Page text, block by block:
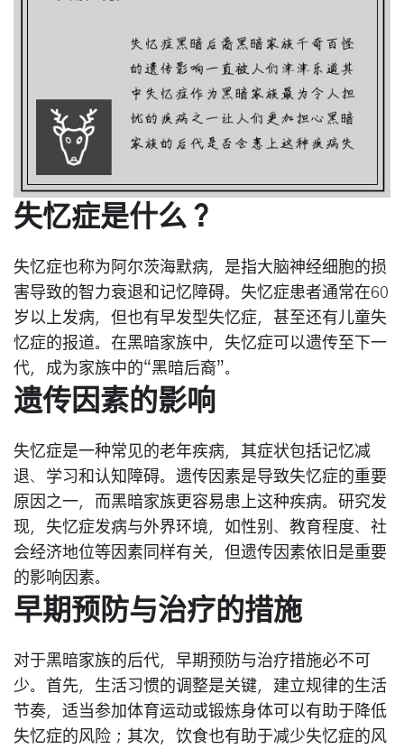
失忆症是什么？
失忆症也称为阿尔茨海默病，是指大脑神经细胞的损
害导致的智力衰退和记忆障碍。失忆症患者通常在60
岁以上发病，但也有早发型失忆症，甚至还有儿童失
忆症的报道。在黑暗家族中，失忆症可以遗传至下一
代，成为家族中的“黑暗后裔”。
遗传因素的影响
失忆症是一种常见的老年疾病，其症状包括记忆减
退、学习和认知障碍。遗传因素是导致失忆症的重要
原因之一，而黑暗家族更容易患上这种疾病。研究发
现，失忆症发病与外界环境，如性别、教育程度、社
会经济地位等因素同样有关，但遗传因素依旧是重要
的影响因素。
早期预防与治疗的措施
对于黑暗家族的后代，早期预防与治疗措施必不可
少。首先，生活习惯的调整是关键，建立规律的生活
节奏，适当参加体育运动或锻炼身体可以有助于降低
失忆症的风险；其次，饮食也有助于减少失忆症的风